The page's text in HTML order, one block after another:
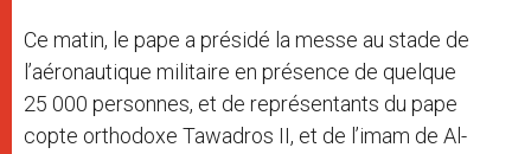
Ce matin, le pape a présidé la messe au stade de
l’aéronautique militaire en présence de quelque
25 000 personnes, et de représentants du pape
copte orthodoxe Tawadros II, et de l’imam de Al-